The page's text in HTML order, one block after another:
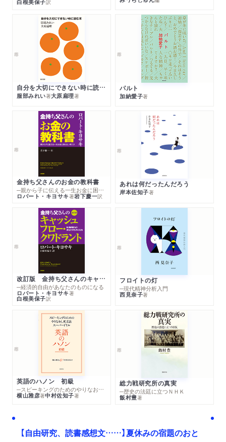
訳
自分を大切にできない時に読む本
服部みれい著大原扁理著
パルト
加納愛子著
金持ち父さんのお金の教科書
─親から子に伝える一生お金に困らない考え方
ロバート・キヨサキ著岩下慶一訳
あれは何だったんだろう
岸本佐知子著
改訂版 金持ち父さんのキャッシュフロー・クワドラント
─経済的自由があなたのものになる
ロバート・キヨサキ著
白根美保子訳
フロイトの灯
─現代精神分析入門
西見奈子著
英語のハノン 初級
─スピーキングのためのやりなおし英文法スーパードリル
横山雅彦著中村佐知子著
総力戦研究所の真実
─歴史の法廷に立つＮＨＫ
飯村豊著
【自由研究、読書感想文……】夏休みの宿題のおと